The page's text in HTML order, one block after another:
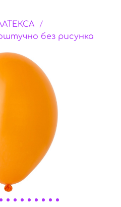
без рисунка